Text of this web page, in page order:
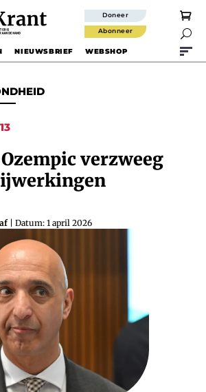
Doneer
Abonneer 
NIEUWSBRIEF WEBSHOP
verzweeg
| Datum: 1 april 2026